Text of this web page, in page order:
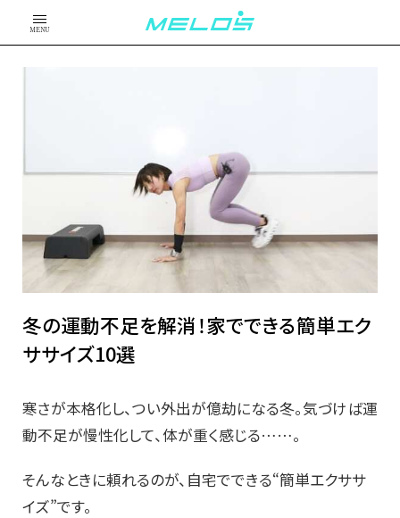
MENU
冬の運動不足を解消！家でできる簡単エク
ササイズ10選
寒さが本格化し、つい外出が億劫になる冬。気づけば運
動不足が慢性化して、体が重く感じる……。
そんなときに頼れるのが、自宅でできる“簡単エクササ
イズ”です。